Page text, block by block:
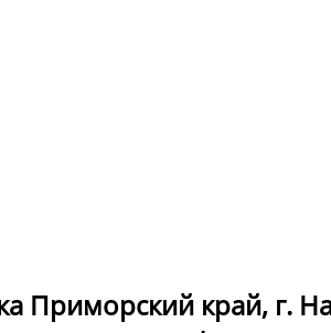
Приморский край, г.